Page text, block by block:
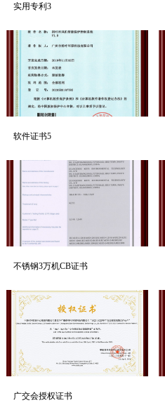
实用专利3
软件证书5
不锈钢3万机CB证书
广交会授权证书